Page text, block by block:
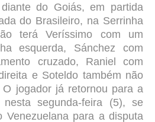
do Goiás, em partida
do Brasileiro, na Serrinha
terá Veríssimo com um
esquerda, Sánchez com
cruzado, Raniel com
e Soteldo também não
jogador já retornou para a
segunda-feira (5), se
Venezuelana para a disputa